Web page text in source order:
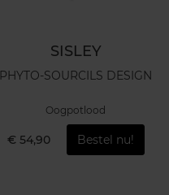
SISLEY
PHYTO-SOURCILS DESIGN
Oogpotlood
€ 54,90 Bestel nu!